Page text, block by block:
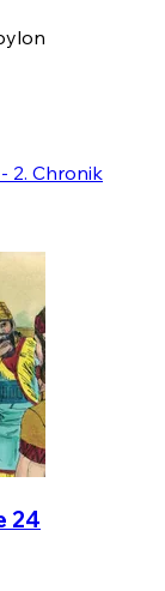
2. Chronik
24